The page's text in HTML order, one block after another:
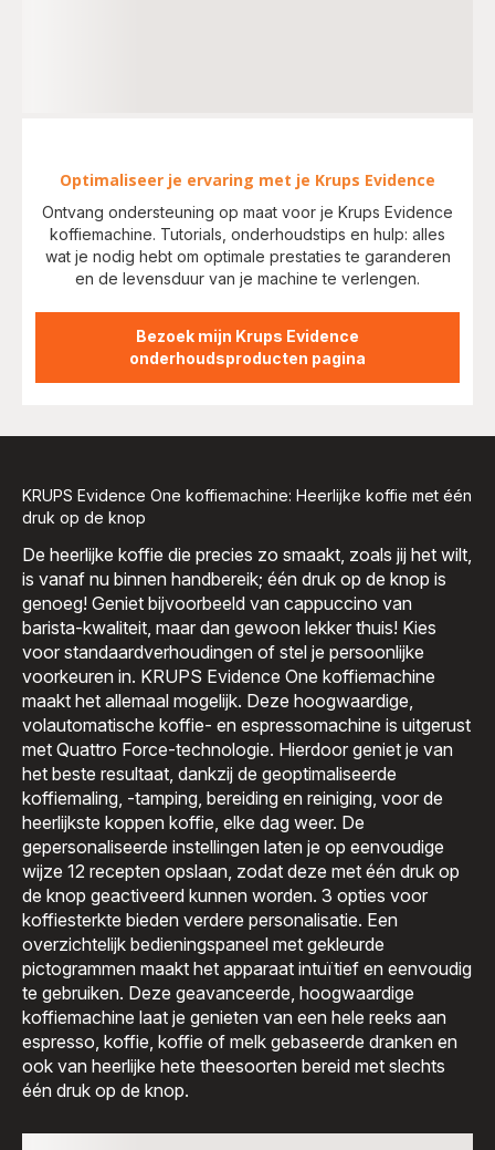
Optimaliseer je ervaring met je Krups Evidence
Ontvang ondersteuning op maat voor je Krups Evidence
koffiemachine. Tutorials, onderhoudstips en hulp: alles
wat je nodig hebt om optimale prestaties te garanderen
en de levensduur van je machine te verlengen.
Bezoek mijn Krups Evidence
onderhoudsproducten pagina
KRUPS Evidence One koffiemachine: Heerlijke koffie met één
druk op de knop
De heerlijke koffie die precies zo smaakt, zoals jij het wilt,
is vanaf nu binnen handbereik; één druk op de knop is
genoeg! Geniet bijvoorbeeld van cappuccino van
barista-kwaliteit, maar dan gewoon lekker thuis! Kies
voor standaardverhoudingen of stel je persoonlijke
voorkeuren in. KRUPS Evidence One koffiemachine
maakt het allemaal mogelijk. Deze hoogwaardige,
volautomatische koffie- en espressomachine is uitgerust
met Quattro Force-technologie. Hierdoor geniet je van
het beste resultaat, dankzij de geoptimaliseerde
koffiemaling, -tamping, bereiding en reiniging, voor de
heerlijkste koppen koffie, elke dag weer. De
gepersonaliseerde instellingen laten je op eenvoudige
wijze 12 recepten opslaan, zodat deze met één druk op
de knop geactiveerd kunnen worden. 3 opties voor
koffiesterkte bieden verdere personalisatie. Een
overzichtelijk bedieningspaneel met gekleurde
pictogrammen maakt het apparaat intuïtief en eenvoudig
te gebruiken. Deze geavanceerde, hoogwaardige
koffiemachine laat je genieten van een hele reeks aan
espresso, koffie, koffie of melk gebaseerde dranken en
ook van heerlijke hete theesoorten bereid met slechts
één druk op de knop.